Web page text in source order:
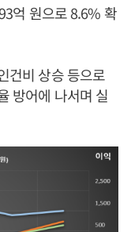
억 원으로 8.6% 확
건비 상승 등으로
방어에 나서며 실